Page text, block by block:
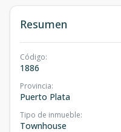
Resumen
Código:
1886
Provincia:
Puerto Plata
Tipo de inmueble:
Townhouse